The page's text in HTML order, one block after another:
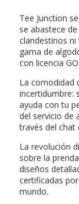
Tee Junction
se abastece
clandestinos
gama de
con licencia
La comodidad
incertidumbre:
ayuda con tu
del servicio de
través del
La revolución
sobre la
diseños
certificadas
mundo.